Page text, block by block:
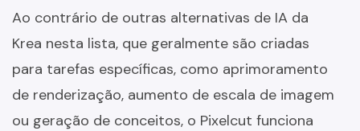
Ao contrário de outras alternativas de IA da
Krea nesta lista, que geralmente são criadas
para tarefas específicas, como aprimoramento
de renderização, aumento de escala de imagem
ou geração de conceitos, o Pixelcut funciona